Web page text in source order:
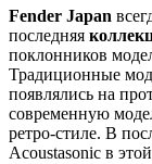
Fender Japan
последняя
поклонников
Традиционные
появлялись на
современную
ретро-стиле. В
Acoustasonic в